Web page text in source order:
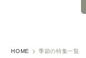
HOME 季節の特集一覧